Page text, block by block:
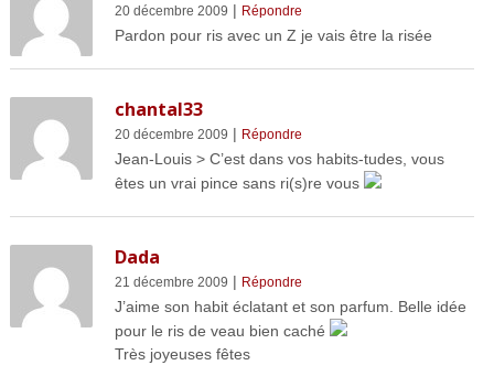
20 décembre 2009 | Répondre
Pardon pour ris avec un Z je vais être la risée
chantal33
20 décembre 2009 | Répondre
Jean-Louis > C’est dans vos habits-tudes, vous
êtes un vrai pince sans ri(s)re vous
Dada
21 décembre 2009 | Répondre
J’aime son habit éclatant et son parfum. Belle idée
pour le ris de veau bien caché
Très joyeuses fêtes